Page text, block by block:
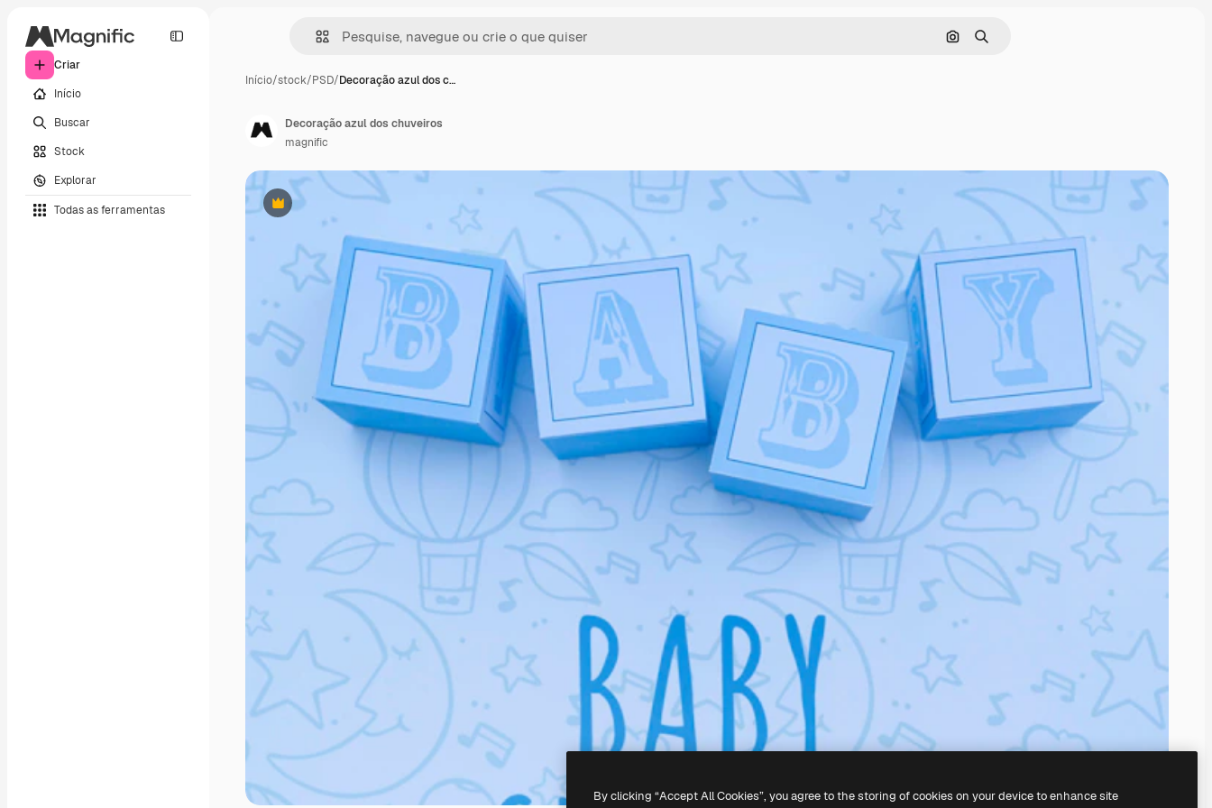
Criar
Início
Buscar
Stock
Explorar
Todas as ferramentas
Pesquisar por imagem
Buscar
Início/stock/PSD/Decoração azul dos c…
Premium
Decoração azul dos chuveiros
magnific
By clicking “Accept All Cookies”, you agree to the storing of cookies on your device to enhance site